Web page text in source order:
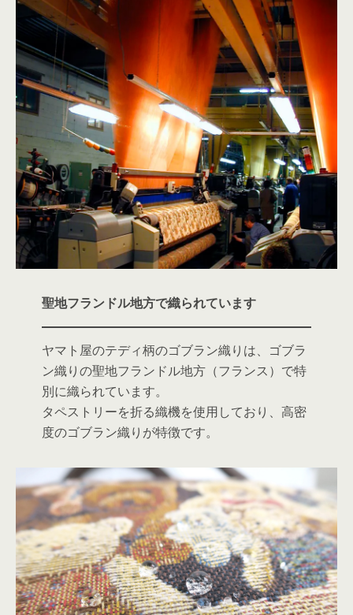
聖地フランドル地方で織られています
ヤマト屋のテディ柄のゴブラン織りは、ゴブラ
ン織りの聖地フランドル地方（フランス）で特
別に織られています。
タペストリーを折る織機を使用しており、高密
度のゴブラン織りが特徴です。